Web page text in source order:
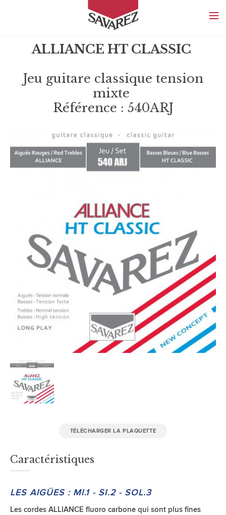
SAVAREZ
ALLIANCE HT CLASSIC
Jeu guitare classique tension
mixte
Référence : 540ARJ
TÉLÉCHARGER LA PLAQUETTE
Caractéristiques
LES AIGÜES : MI.1 - SI.2 - SOL.3
Les cordes ALLIANCE fluoro carbone qui sont plus fines